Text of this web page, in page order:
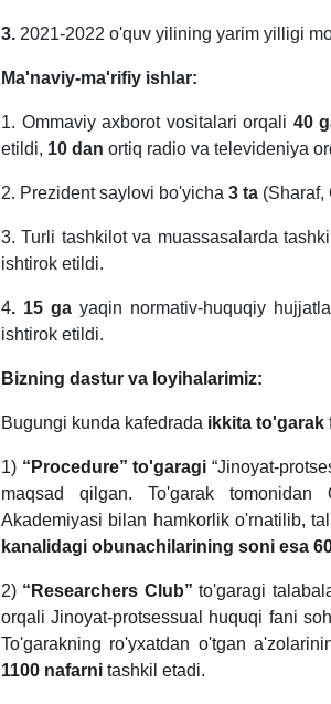
3. 2021-2022 o'quv yilining yarim yilligi
Ma'naviy-ma'rifiy ishlar:
1. Ommaviy axborot vositalari orqali 40
etildi, 10 dan ortiq radio va televideniya
2. Prezident saylovi bo'yicha 3 ta (Sharaf,
3. Turli tashkilot va muassasalarda
ishtirok etildi.
4. 15 ga yaqin normativ-huquqiy
ishtirok etildi.
Bizning dastur va loyihalarimiz:
Bugungi kunda kafedrada ikkita to'garak
1) “Procedure” to'garagi “Jinoyat-
maqsad qilgan. To'garak tomonidan
Akademiyasi bilan hamkorlik o'rnatilib,
kanalidagi obunachilarining soni esa
2) “Researchers Club”to'garagi
orqali Jinoyat-protsessual huquqi fani
To'garakning ro'yxatdan o'tgan
1100 nafarni tashkil etadi.